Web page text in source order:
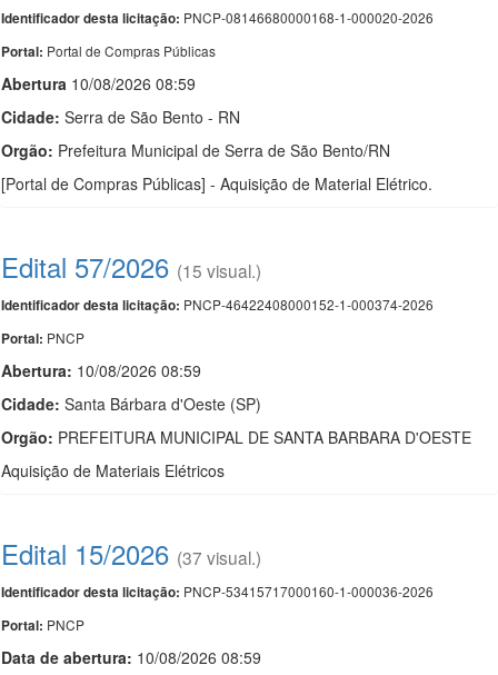
Identificador desta licitação: PNCP-08146680000168-1-000020-2026
Portal: Portal de Compras Públicas
Abertura 10/08/2026 08:59
Cidade: Serra de São Bento - RN
Orgão: Prefeitura Municipal de Serra de São Bento/RN
[Portal de Compras Públicas] - Aquisição de Material Elétrico.
Edital 57/2026 (15 visual.)
Identificador desta licitação: PNCP-46422408000152-1-000374-2026
Portal: PNCP
Abertura: 10/08/2026 08:59
Cidade: Santa Bárbara d'Oeste (SP)
Orgão: PREFEITURA MUNICIPAL DE SANTA BARBARA D'OESTE
Aquisição de Materiais Elétricos
Edital 15/2026 (37 visual.)
Identificador desta licitação: PNCP-53415717000160-1-000036-2026
Portal: PNCP
Data de abertura: 10/08/2026 08:59